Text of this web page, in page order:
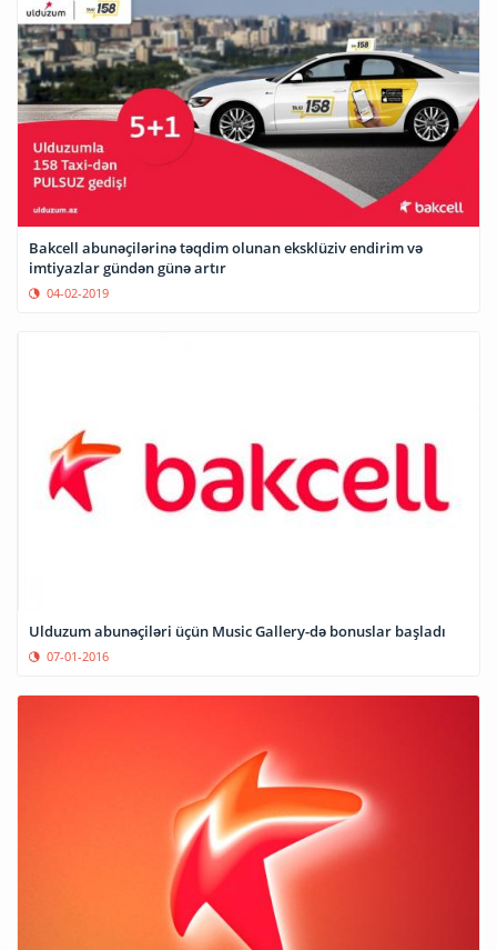
Bakcell abunəçilərinə təqdim olunan eksklüziv endirim və
imtiyazlar gündən günə artır
04-02-2019
Ulduzum abunəçiləri üçün Music Gallery-də bonuslar başladı
07-01-2016